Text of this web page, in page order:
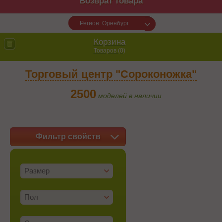
Регион: Оренбург
Корзина
Товаров (0)
Торговый центр "Сороконожка"
2500 моделей в наличии
Фильтр свойств
Размер
Пол